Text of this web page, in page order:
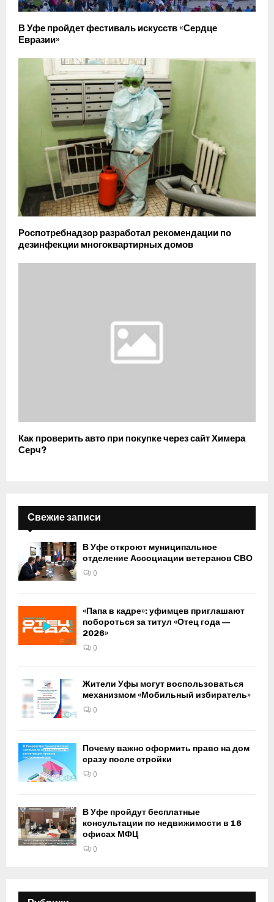
В Уфе пройдет фестиваль искусств «Сердце
Евразии»
Роспотребнадзор разработал рекомендации по
дезинфекции многоквартирных домов
Как проверить авто при покупке через сайт Химера
Серч?
Свежие записи
В Уфе откроют муниципальное
отделение Ассоциации ветеранов СВО
0
«Папа в кадре»: уфимцев приглашают
побороться за титул «Отец года —
2026»
0
Жители Уфы могут воспользоваться
механизмом «Мобильный избиратель»
0
Почему важно оформить право на дом
сразу после стройки
0
В Уфе пройдут бесплатные
консультации по недвижимости в 16
офисах МФЦ
0